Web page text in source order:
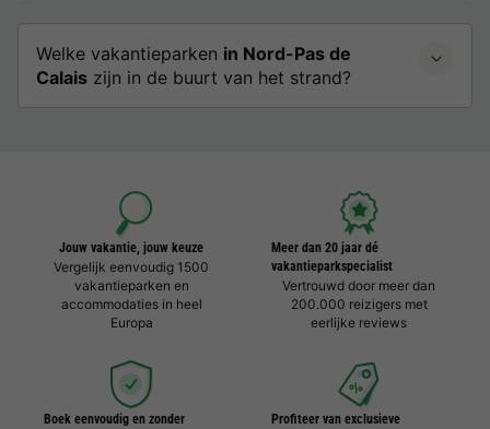
Welke vakantieparken in Nord-Pas de
Calais zijn in de buurt van het strand?
Jouw vakantie, jouw keuze
Vergelijk eenvoudig 1500
vakantieparken en
accommodaties in heel
Europa
Meer dan 20 jaar dé
vakantieparkspecialist
Vertrouwd door meer dan
200.000 reizigers met
eerlijke reviews
Boek eenvoudig en zonder
Profiteer van exclusieve